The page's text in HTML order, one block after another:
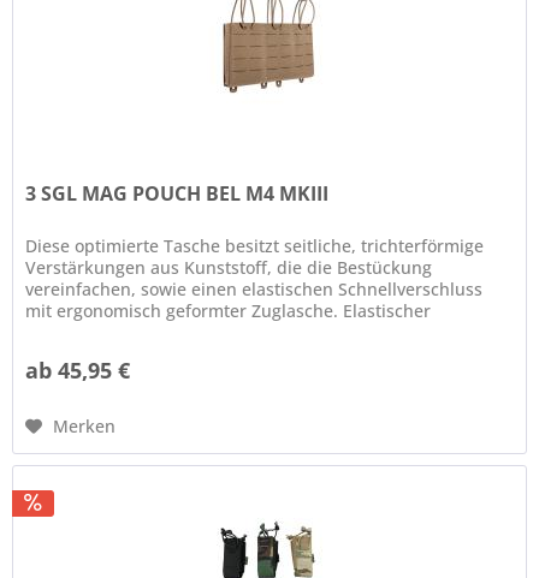
3 SGL MAG POUCH BEL M4 MKIII
Diese optimierte Tasche besitzt seitliche, trichterförmige
Verstärkungen aus Kunststoff, die die Bestückung
vereinfachen, sowie einen elastischen Schnellverschluss
mit ergonomisch geformter Zuglasche. Elastischer
ab 45,95 €
Merken